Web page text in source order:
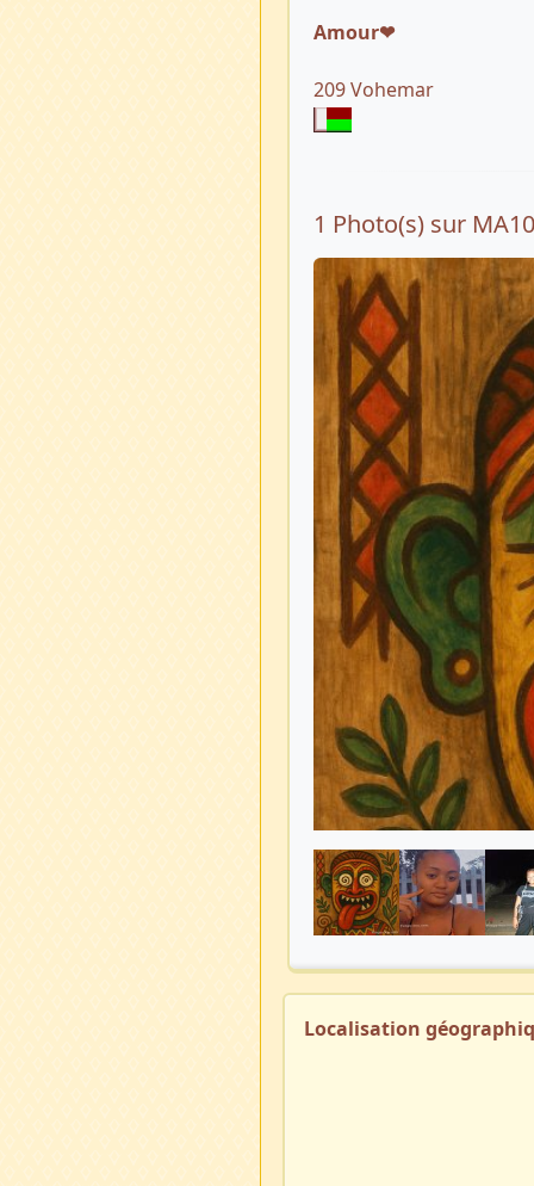
Amour❤
209 Vohemar
1 Photo(s) sur
Localisation